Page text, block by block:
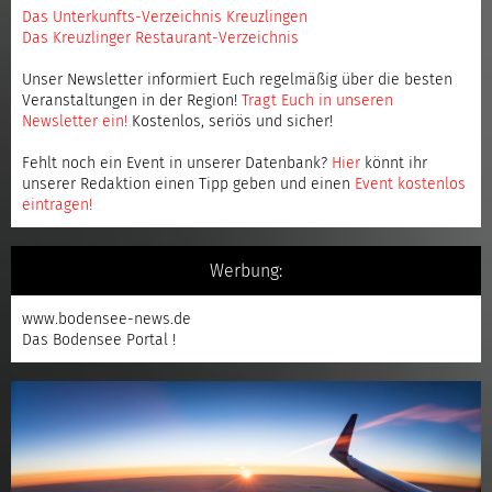
Das Unterkunfts-Verzeichnis Kreuzlingen
Das Kreuzlinger Restaurant-Verzeichnis
Unser Newsletter informiert Euch regelmäßig über die besten
Veranstaltungen in der Region! Tragt Euch in unseren
Newsletter ein! Kostenlos, seriös und sicher!
Fehlt noch ein Event in unserer Datenbank? Hier könnt ihr
unserer Redaktion einen Tipp geben und einen Event kostenlos
eintragen!
Werbung:
www.bodensee-news.de
Das Bodensee Portal !